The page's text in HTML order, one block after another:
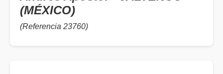
(MÉXICO)
(Referencia 23760)